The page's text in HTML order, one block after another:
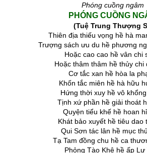
Phóng cuồng ngâm
PHÓNG CUỒNG
(Tuệ Trung Thượng
Thiên địa thiếu vọng hề hà
Trượng sách ưu du hề phương
Hoặc cao cao hề vân chi
Hoặc thâm thâm hề thủy chi
Cơ tắc xan hề hòa la
Khốn tắc miên hề hà hữu
Hứng thời xuy hề vô khổng
Tịnh xứ phần hề giải thoát
Quyện tiểu khế hề hoan hỉ
Khát bảo xuyết hề tiêu dao
Qui Sơn tác lân hề mục
Tạ Tam đồng chu hề ca
Phỏng Tào Khê hề ấp Lư